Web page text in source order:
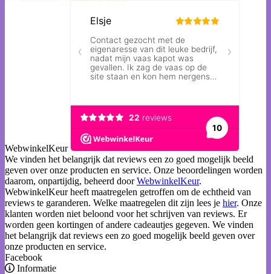
WebwinkelKeur
We vinden het belangrijk dat reviews een zo goed mogelijk beeld
geven over onze producten en service. Onze beoordelingen worden
daarom, onpartijdig, beheerd doorWebwinkelKeur.
WebwinkelKeur heeft maatregelen getroffen om de echtheid van
reviews te garanderen. Welke maatregelen dit zijn lees je hier. Onze
klanten worden niet beloond voor het schrijven van reviews. Er
worden geen kortingen of andere cadeautjes gegeven. We vinden
het belangrijk dat reviews een zo goed mogelijk beeld geven over
onze producten en service.
Facebook
Informatie